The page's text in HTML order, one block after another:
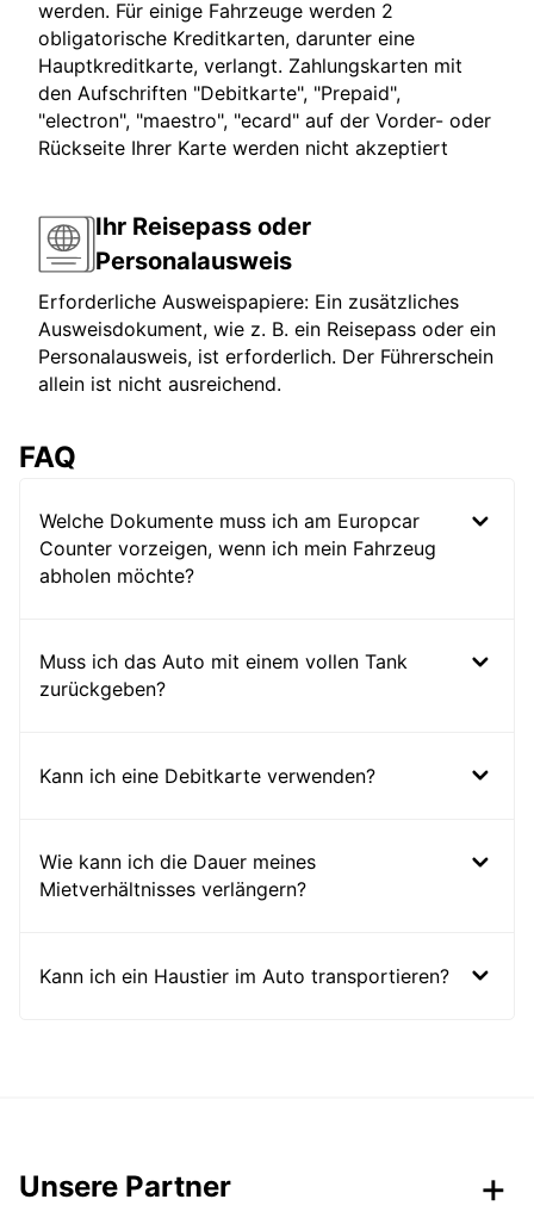
werden. Für einige Fahrzeuge werden 2
obligatorische Kreditkarten, darunter eine
Hauptkreditkarte, verlangt. Zahlungskarten mit
den Aufschriften "Debitkarte", "Prepaid",
"electron", "maestro", "ecard" auf der Vorder- oder
Rückseite Ihrer Karte werden nicht akzeptiert
Ihr Reisepass oder
Personalausweis
Erforderliche Ausweispapiere: Ein zusätzliches
Ausweisdokument, wie z. B. ein Reisepass oder ein
Personalausweis, ist erforderlich. Der Führerschein
allein ist nicht ausreichend.
FAQ
Welche Dokumente muss ich am Europcar
Counter vorzeigen, wenn ich mein Fahrzeug
abholen möchte?
Muss ich das Auto mit einem vollen Tank
zurückgeben?
Kann ich eine Debitkarte verwenden?
Wie kann ich die Dauer meines
Mietverhältnisses verlängern?
Kann ich ein Haustier im Auto transportieren?
Unsere Partner